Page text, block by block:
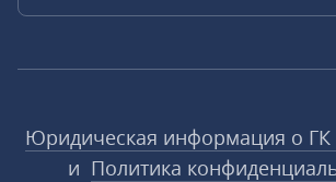
Юридическая информация о ГК
и Политика